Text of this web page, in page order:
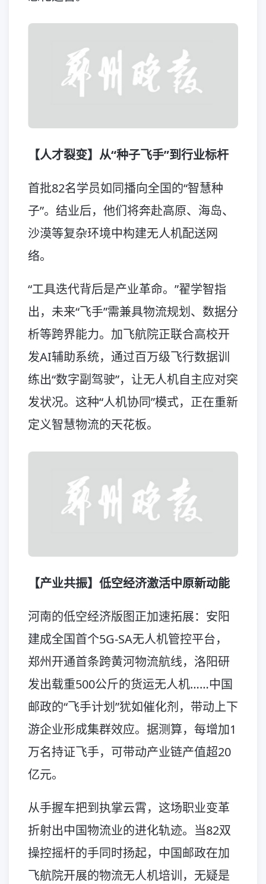
【人才裂变】从“种子飞手”到行业标杆
首批82名学员如同播向全国的“智慧种
子”。结业后，他们将奔赴高原、海岛、
沙漠等复杂环境中构建无人机配送网
络。
“工具迭代背后是产业革命。”翟学智指
出，未来“飞手”需兼具物流规划、数据分
析等跨界能力。加飞航院正联合高校开
发AI辅助系统，通过百万级飞行数据训
练出“数字副驾驶”，让无人机自主应对突
发状况。这种“人机协同”模式，正在重新
定义智慧物流的天花板。
【产业共振】低空经济激活中原新动能
河南的低空经济版图正加速拓展：安阳
建成全国首个5G-SA无人机管控平台，
郑州开通首条跨黄河物流航线，洛阳研
发出载重500公斤的货运无人机……中国
邮政的“飞手计划”犹如催化剂，带动上下
游企业形成集群效应。据测算，每增加1
万名持证飞手，可带动产业链产值超20
亿元。
从手握车把到执掌云霄，这场职业变革
折射出中国物流业的进化轨迹。当82双
操控摇杆的手同时扬起，中国邮政在加
飞航院开展的物流无人机培训，无疑是